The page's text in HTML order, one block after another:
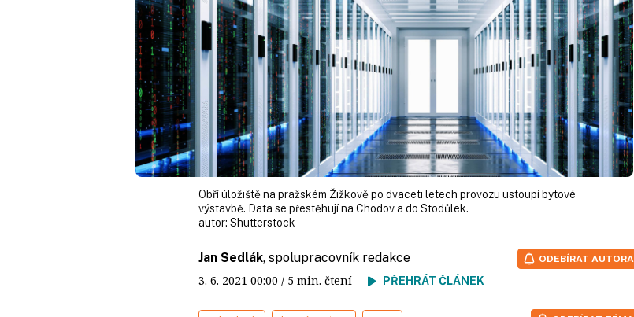
Obří úložiště na pražském Žižkově po dvaceti letech provozu ustoupí bytové
výstavbě. Data se přestěhují na Chodov a do Stodůlek.
autor: Shutterstock
Jan Sedlák, spolupracovník redakce
3. 6. 2021 00:00 / 5 min. čtení PŘEHRÁT ČLÁNEK
ODEBÍRAT AUTORA